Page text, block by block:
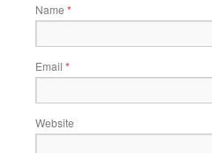
Name *
Email *
Website